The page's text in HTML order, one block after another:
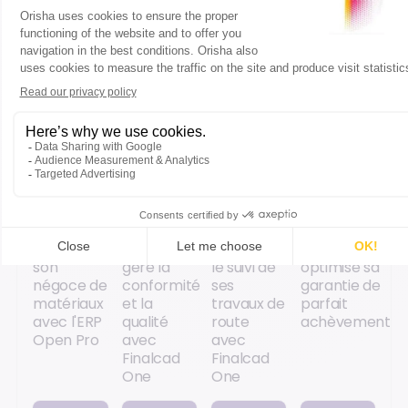
Accéder
contenu
Accéder Accéder Accéder
CAS
modernise
son
négoce de
matériaux
avec l'ERP
Open Pro
CAS
gère la
conformité
et la
qualité
avec
Finalcad
One
optimise
le suivi de
ses
travaux de
route
avec
Finalcad
One
optimise sa
garantie de
parfait
achèvement